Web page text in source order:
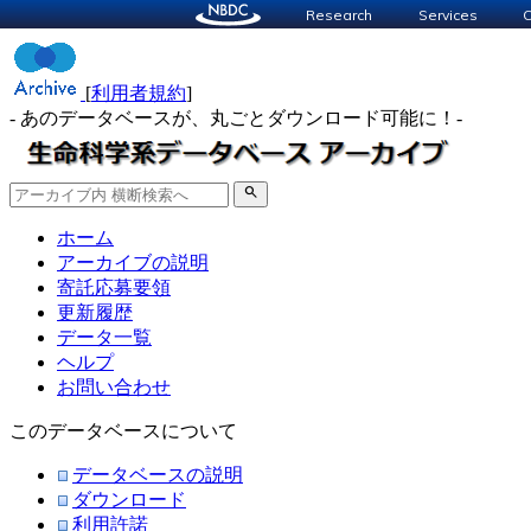
Research Services
[利用者規約]
- あのデータベースが、丸ごとダウンロード可能に！-
search
ホーム
アーカイブの説明
寄託応募要領
更新履歴
データ一覧
ヘルプ
お問い合わせ
このデータベースについて
データベースの説明
ダウンロード
利用許諾